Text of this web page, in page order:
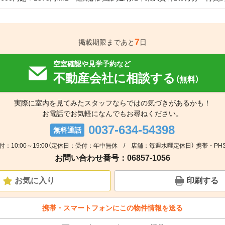
掲載期限まであと7日
空室確認や見学予約など
不動産会社に相談する （無料）
実際に室内を見てみたスタッフならではの気づきがあるかも！
お電話でお気軽になんでもお尋ねください。
無料通話 0037-634-54398
：10:00～19:00（定休日：受付：年中無休 / 店舗：毎週水曜定休日） 携帯・
お問い合わせ番号：06857-1056
お気に入り 印刷する
携帯・スマートフォンにこの物件情報を送る